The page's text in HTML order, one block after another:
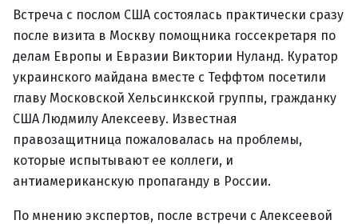
Встреча с послом США состоялась практически сразу
после визита в Москву помощника госсекретаря по
делам Европы и Евразии Виктории Нуланд. Куратор
украинского майдана вместе с Теффтом посетили
главу Московской Хельсинкской группы, гражданку
США Людмилу Алексееву. Известная
правозащитница пожаловалась на проблемы,
которые испытывают ее коллеги, и
антиамериканскую пропаганду в России.
По мнению экспертов, после встречи с Алексеевой